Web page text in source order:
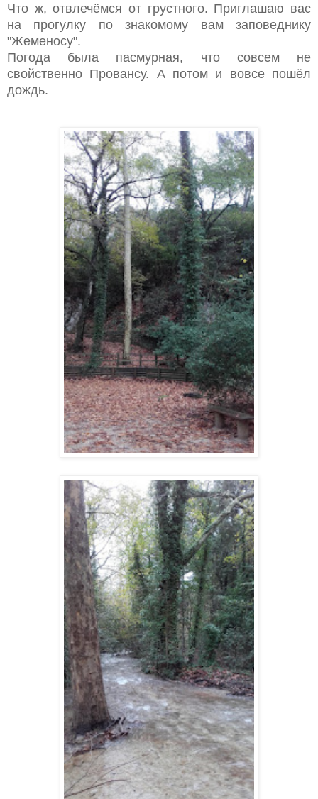
Что ж, отвлечёмся от грустного. Приглашаю вас
на прогулку по знакомому вам заповеднику
"Жеменосу".
Погода была пасмурная, что совсем не
свойственно Провансу. А потом и вовсе пошёл
дождь.